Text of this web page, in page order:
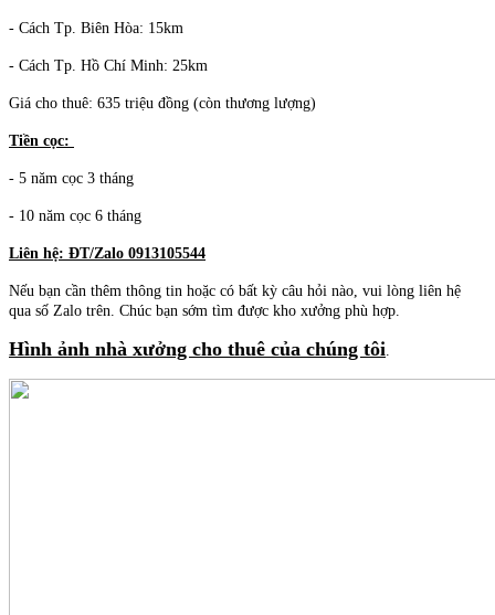
- Cách Tp. Biên Hòa: 15km
- Cách Tp. Hồ Chí Minh: 25km
Giá cho thuê: 635 triệu đồng (còn thương lượng)
Tiền cọc:
- 5 năm cọc 3 tháng
- 10 năm cọc 6 tháng
Liên hệ: ĐT/Zalo 0913105544
Nếu bạn cần thêm thông tin hoặc có bất kỳ câu hỏi nào, vui lòng liên hệ
qua số Zalo trên. Chúc bạn sớm tìm được kho xưởng phù hợp.
Hình ảnh nhà xưởng cho thuê của chúng tôi